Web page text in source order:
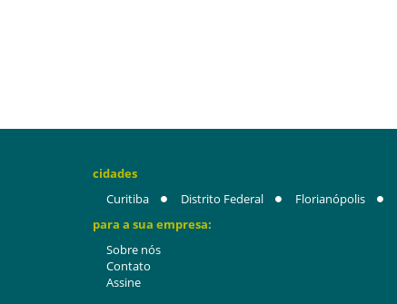
cidades
Curitiba
Distrito Federal Florianópolis
para a sua empresa:
Sobre nós
Contato
Assine